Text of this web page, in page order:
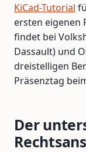
KiCad-Tutorial
ersten eigenen
findet bei
Dassault) und
dreistelligen
Präsenztag
Der